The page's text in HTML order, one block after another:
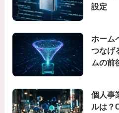
設定
ホーム
つなげ
ムの前
個人事
ルは？